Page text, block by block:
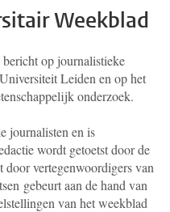
Weekblad
op journalistieke
Leiden en op het
onderzoek.
journalisten en is
wordt getoetst door de
vertegenwoordigers van
gebeurt aan de hand van
van het weekblad